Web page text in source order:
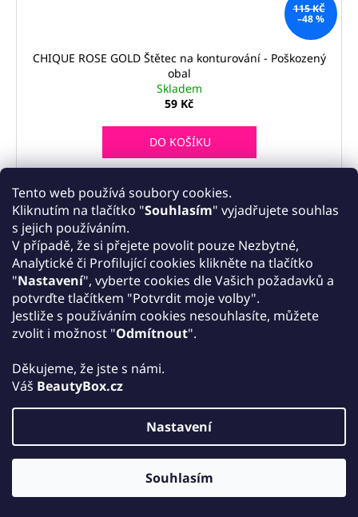
Tento web používá soubory cookies.
Kliknutím na tlačítko "Souhlasím" vyjadřujete souhlas
s jejich používáním.
V případě, že si přejete povolit pouze Nezbytné,
Analytické či Profilující cookies klikněte na tlačítko
"Nastavení", vyberte cookies dle Vašich požadavků a
potvrďte tlačítkem "Potvrdit moje volby".
Jestliže s používáním cookies nesouhlasíte, můžete
zvolit i možnost "Odmítnout".
Děkujeme, že jste s námi.
Váš BeautyBox.cz
Nastavení
Souhlasím
115 KČ
–48 %
CHIQUE ROSE GOLD Štětec na konturování - Poškozený
obal
Skladem
59 Kč
DO KOŠÍKU
POŠKOZENÝ OBAL
159 KČ
–50 %
CHIQUE ROSE GOLD Štětec na pudr - Poškozený obal
Kód:090672374325-P